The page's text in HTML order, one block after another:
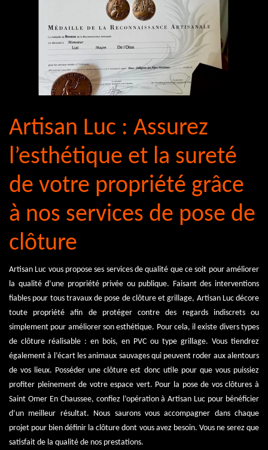
Artisan Luc : Assurez
l’esthétique et la sureté
de votre propriété grâce
à nos services de pose de
clôture
Artisan Luc vous propose ses services de qualité que ce soit pour améliorer
la qualité d’une propriété privée ou publique. Faisant des interventions
fiables pour tous travaux de pose de clôture et grillage, Artisan Luc décore
toute propriété afin de protéger contre des regards indiscrets ou
simplement pour améliorer son esthétique. Pour cela, il existe divers types
de clôture réalisable : en bois, en PVC ou type grillage. Vous tiendrez
également à l’écart les animaux sauvages qui peuvent roder aux alentours
de vos lieux. Posséder une clôture est donc utile pour que vous puissiez
profiter pleinement de votre espace vert. Pour la pose de vos clôtures à
Saint Omer En Chaussee, confiez l’opération à Artisan Luc pour bénéficier
d’un meilleur résultat. Nous saurons vous accompagner dans chaque
projet pour bien définir la clôture dont vous avez besoin. Vous ne serez que
satisfait de la qualité de nos prestations.